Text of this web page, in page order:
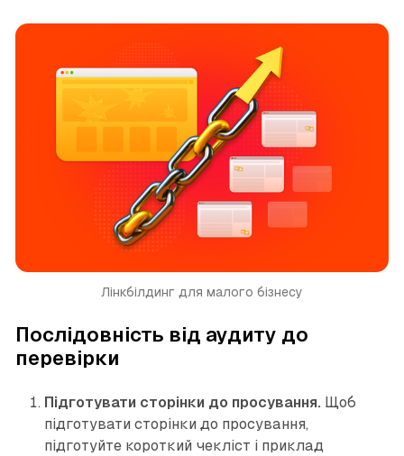
Лінкбілдинг для малого бізнесу
Послідовність від аудиту до
перевірки
Підготувати сторінки до просування. Щоб
підготувати сторінки до просування,
підготуйте короткий чекліст і приклад